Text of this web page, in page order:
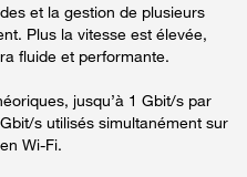
et la gestion de plusieurs
Plus la vitesse est élevée,
fluide et performante.
jusqu’à 1 Gbit/s par
s utilisés simultanément sur
Wi-Fi.